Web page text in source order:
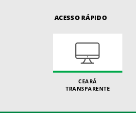
ACESSO RÁPIDO
CEARÁ
TRANSPARENTE